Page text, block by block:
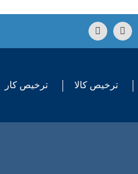
ترخیص کالا ترخیص کار